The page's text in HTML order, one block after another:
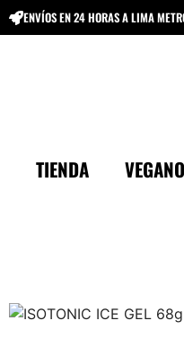
ENVÍOS EN 24 HORAS A LIMA
TIENDA VEGANO